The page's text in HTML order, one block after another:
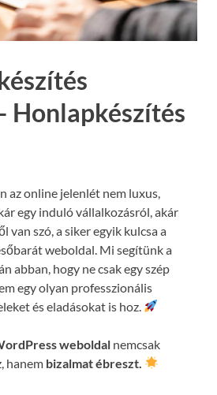
Honlapkészítés
az online jelenlét nem luxus,
egy induló vállalkozásról, akár
van szó, a siker egyik kulcsa a
weboldal. Mi segítünk a
abban, hogy ne csak egy szép
egy olyan professzionális
és eladásokat is hoz.
weboldal nemcsak
hanem bizalmat ébreszt.